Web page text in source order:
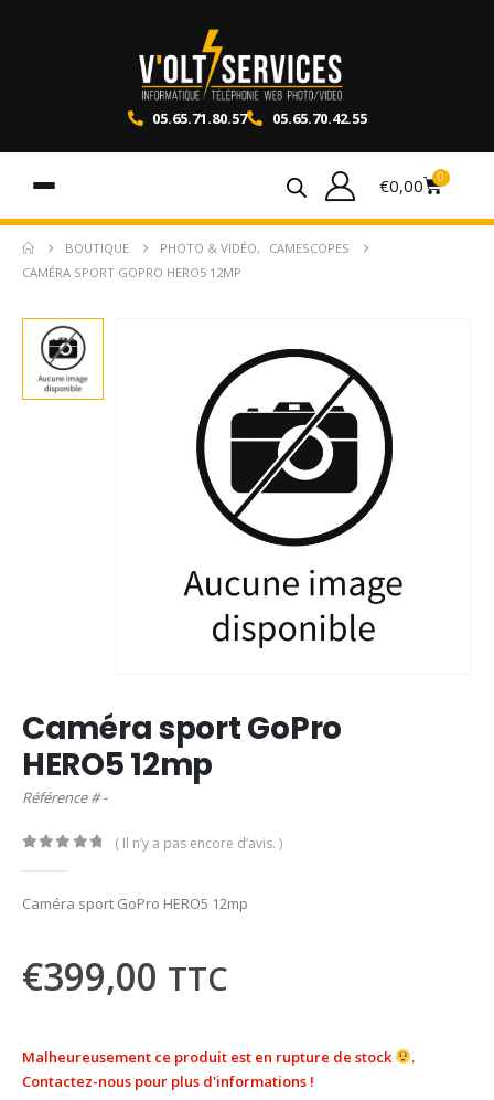
05.65.71.80.57 05.65.70.42.55
€0,00 0
BOUTIQUE PHOTO & VIDÉO,
CAMESCOPES
CAMÉRA SPORT GOPRO HERO5 12MP
Caméra sport GoPro
HERO5 12mp
Référence # -
( Il n’y a pas encore d’avis. )
Caméra sport GoPro HERO5 12mp
€399,00 TTC
Malheureusement ce produit est en rupture de stock
.
Contactez-nous pour plus d'informations !